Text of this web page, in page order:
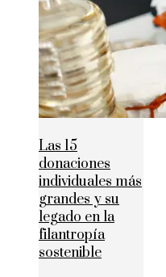
Las 15
donaciones
individuales más
grandes y su
legado en la
filantropía
sostenible